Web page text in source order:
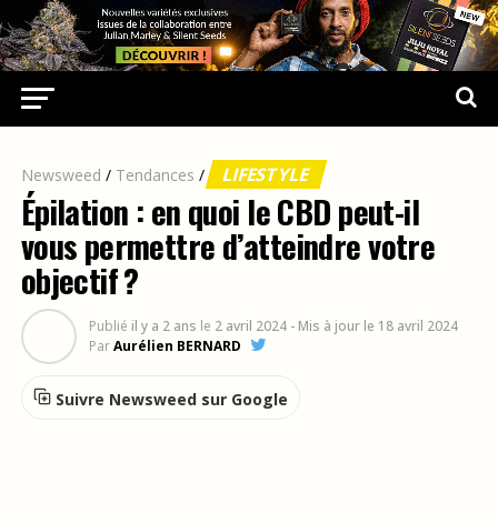
Newsweed / Tendances / LIFESTYLE
Épilation : en quoi le CBD peut-il
vous permettre d’atteindre votre
objectif ?
Publié il y a 2 ans le 2 avril 2024 - Mis à jour le 18 avril 2024
ParAurélien BERNARD
Suivre Newsweed sur Google